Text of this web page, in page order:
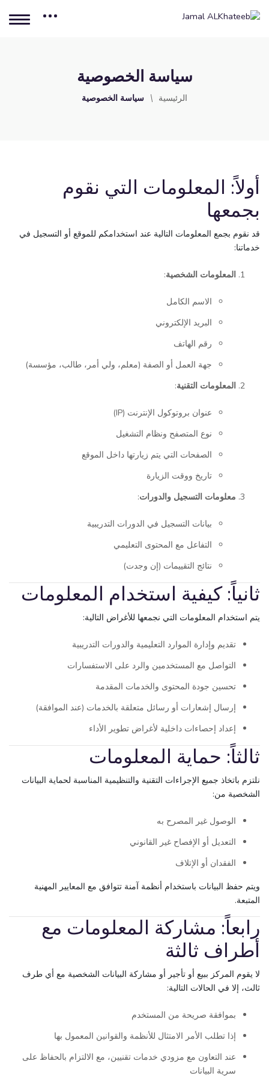
سياسة الخصوصية
الرئيسية سياسة الخصوصية
أولاً: المعلومات التي نقوم
بجمعها
قد نقوم بجمع المعلومات التالية عند استخدامكم للموقع أو التسجيل في
خدماتنا:
المعلومات الشخصية:
الاسم الكامل
البريد الإلكتروني
رقم الهاتف
جهة العمل أو الصفة (معلم، ولي أمر، طالب، مؤسسة)
المعلومات التقنية:
عنوان بروتوكول الإنترنت (IP)
نوع المتصفح ونظام التشغيل
الصفحات التي يتم زيارتها داخل الموقع
تاريخ ووقت الزيارة
معلومات التسجيل والدورات:
بيانات التسجيل في الدورات التدريبية
التفاعل مع المحتوى التعليمي
نتائج التقييمات (إن وجدت)
ثانياً: كيفية استخدام المعلومات
يتم استخدام المعلومات التي نجمعها للأغراض التالية:
تقديم وإدارة الموارد التعليمية والدورات التدريبية
التواصل مع المستخدمين والرد على الاستفسارات
تحسين جودة المحتوى والخدمات المقدمة
إرسال إشعارات أو رسائل متعلقة بالخدمات (عند الموافقة)
إعداد إحصاءات داخلية لأغراض تطوير الأداء
ثالثاً: حماية المعلومات
نلتزم باتخاذ جميع الإجراءات التقنية والتنظيمية المناسبة لحماية البيانات
الشخصية من:
الوصول غير المصرح به
التعديل أو الإفصاح غير القانوني
الفقدان أو الإتلاف
ويتم حفظ البيانات باستخدام أنظمة آمنة تتوافق مع المعايير المهنية
المتبعة.
رابعاً: مشاركة المعلومات مع
أطراف ثالثة
لا يقوم المركز ببيع أو تأجير أو مشاركة البيانات الشخصية مع أي طرف
ثالث، إلا في الحالات التالية:
بموافقة صريحة من المستخدم
إذا تطلب الأمر الامتثال للأنظمة والقوانين المعمول بها
عند التعاون مع مزودي خدمات تقنيين، مع الالتزام بالحفاظ على
سرية البيانات